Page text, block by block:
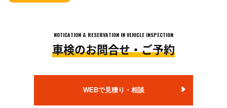
ない場合がございますので予めご了承ください。
※上記価格は追加整備等が発生しない場合の価格となります。
頂いた上で、ご案内いたします。
※法定費用は非課税です。
NOTICATION & RESERVATION IN VEHICLE INSPECTION
車検のお問合せ・ご予約
WEBで見積り・相談